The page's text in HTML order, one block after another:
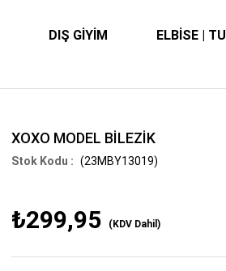
DIŞ GİYİM ELBİSE |
XOXO MODEL BİLEZİK
(23MBY13019)
₺299,95 (KDV Dahil)